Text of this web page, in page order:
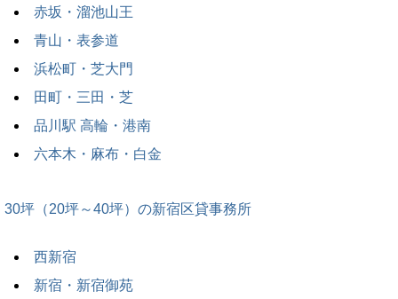
赤坂・溜池山王
青山・表参道
浜松町・芝大門
田町・三田・芝
品川駅 高輪・港南
六本木・麻布・白金
30坪（20坪～40坪）の新宿区貸事務所
西新宿
新宿・新宿御苑